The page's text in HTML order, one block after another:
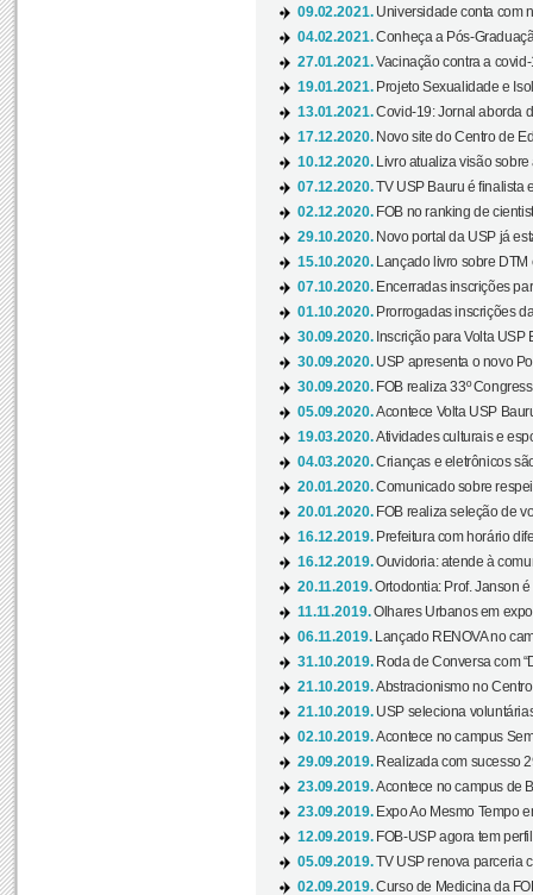
09.02.2021. Universidade conta com
04.02.2021.Conheça a Pós-
27.01.2021.Vacinação contra a
19.01.2021. Projeto Sexualidade e
13.01.2021.Covid-19: Jornal aborda
17.12.2020. Novo site do Centro de
10.12.2020.
Livro atualiza visão
07.12.2020.TV USP Bauru é finalista
02.12.2020. FOB no ranking de
29.10.2020. Novo portal da USP já
15.10.2020.
Lançado livro sobre
07.10.2020. Encerradas inscrições
01.10.2020. Prorrogadas inscrições
30.09.2020. Inscrição para Volta USP
30.09.2020. USP apresenta o novo
30.09.2020. FOB realiza 33º
05.09.2020.Acontece Volta USP
19.03.2020.Atividades culturais e
04.03.2020.Crianças e eletrônicos
20.01.2020.Comunicado sobre
20.01.2020. FOB realiza seleção de
16.12.2019. Prefeitura com horário
16.12.2019.Ouvidoria: atende à
20.11.2019.Ortodontia: Prof. Janson
11.11.2019.Olhares Urbanos em
06.11.2019.
Lançado RENOVA no
31.10.2019. Roda de Conversa com
21.10.2019.Abstracionismo no
21.10.2019. USP seleciona
02.10.2019.Acontece no campus
29.09.2019. Realizada com sucesso
23.09.2019.Acontece no campus de
23.09.2019. Expo Ao Mesmo Tempo
12.09.2019. FOB-USP agora tem
05.09.2019.TV USP renova parceria
02.09.2019.Curso de Medicina da